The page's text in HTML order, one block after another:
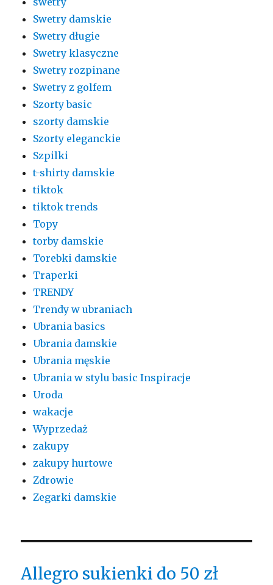
Swetry damskie
Swetry długie
Swetry klasyczne
Swetry rozpinane
Swetry z golfem
Szorty basic
szorty damskie
Szorty eleganckie
Szpilki
t-shirty damskie
tiktok
tiktok trends
Topy
torby damskie
Torebki damskie
Traperki
TRENDY
Trendy w ubraniach
Ubrania basics
Ubrania damskie
Ubrania męskie
Ubrania w stylu basic Inspiracje
Uroda
wakacje
Wyprzedaż
zakupy
zakupy hurtowe
Zdrowie
Zegarki damskie
Allegro sukienki do 50 zł